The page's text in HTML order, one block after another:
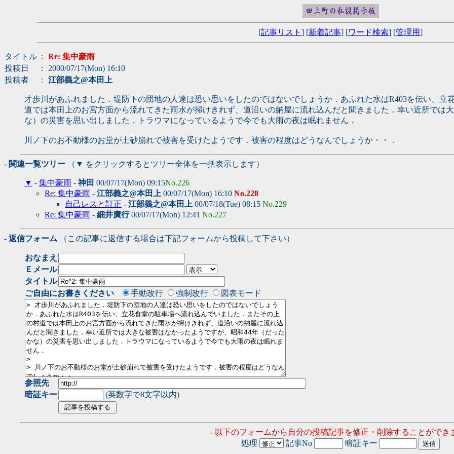
[記事リスト ] [新着記事] [ワード検索] [管理用]
タイトル ： Re: 集中豪雨
投稿日
： 2000/07/17(Mon) 16:10
投稿者
： 江部義之@本田上
才歩川があふれました．堤防下の団地の人達は恐い思いをしたのではないでしょうか．あふれた水はR403を伝い、
道では本田上のお宮方面から流れてきた雨水が掃けきれず、道沿いの納屋に流れ込んだと聞きました．幸い近所では
な）の災害を思い出しました．トラウマになっているようで今でも大雨の夜は眠れません．
川ノ下のお不動様のお堂が土砂崩れで被害を受けたようです．被害の程度はどうなんでしょうか・・．
- 関連一覧ツリー （▼ をクリックするとツリー全体を一括表示します）
▼ - 集中豪雨 - 神田 00/07/17(Mon) 09:15No.226
Re: 集中豪雨 - 江部義之@本田上 00/07/17(Mon) 16:10 No.228
自己レスと訂正 - 江部義之@本田上 00/07/18(Tue) 08:15 No.229
Re: 集中豪雨 - 細井廣行00/07/17(Mon) 12:41 No.227
- 返信フォーム （この記事に返信する場合は下記フォームから投稿して下さい）
おなまえ
Ｅメール
タイトル
ご自由にお書きください
手動改行 強制改行 図表モード
参照先
暗証キー
(英数字で8文字以内)
- 以下のフォームから自分の投稿記事を修正・削除することができ
処理
記事No 暗証キー